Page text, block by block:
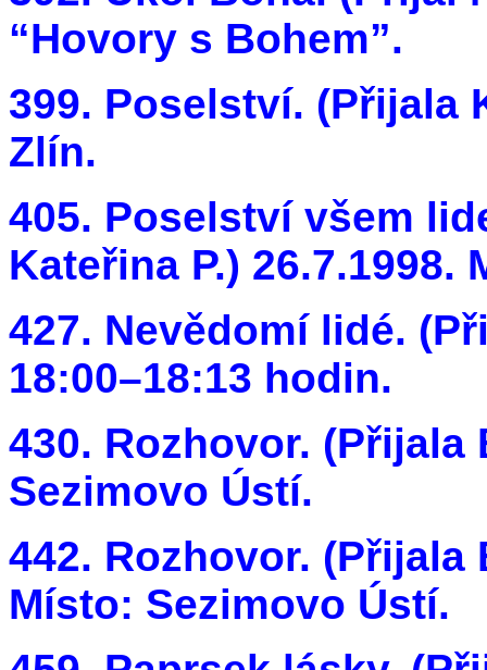
“Hovory s Bohem”.
399. Poselství. (Přijala
Zlín.
405. Poselství všem
Kateřina P.) 26.7.1998.
427. Nevědomí lidé.
18:00–18:13 hodin.
430. Rozhovor. (Přijala
Sezimovo Ústí.
442. Rozhovor. (Přijala
Místo: Sezimovo Ústí.